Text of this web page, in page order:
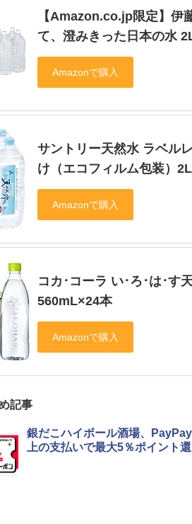
【Amazon.co.jp限定】伊
て、澄みきった日本の水
サントリー天然水 ラベル
け（エコフィルム包装）
コカ･コーラ い･ろ･は･す
560mL×24本
記事
銀だこハイボール酒場、
上の支払いで最大5％ポイント